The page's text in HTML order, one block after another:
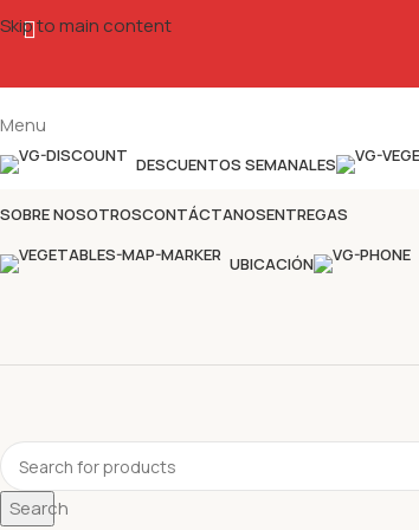
Skip to main content
Menu
DESCUENTOS SEMANALES
SOBRE NOSOTROSCONTÁCTANOSENTREGAS
UBICACIÓN
Search